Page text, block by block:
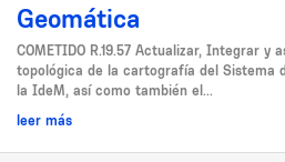
Geomática
COMETIDO R.19.57 Actualizar, Integrar y
topológica de la cartografía del Sistema
la IdeM, así como también el...
leer más